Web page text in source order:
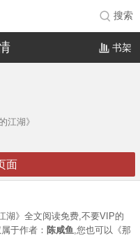
搜索
书架
江湖》
面
湖》全文阅读免费,不要VIP的
于作者： 陈咸鱼,您也可以《那